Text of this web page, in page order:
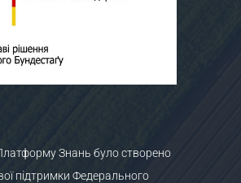
Знань було створено
підтримки Федерального